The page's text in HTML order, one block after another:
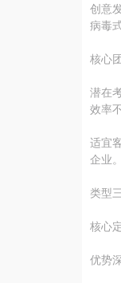
创意
病毒
核心
潜在
效率
适宜
企业。
类型
核心
优势